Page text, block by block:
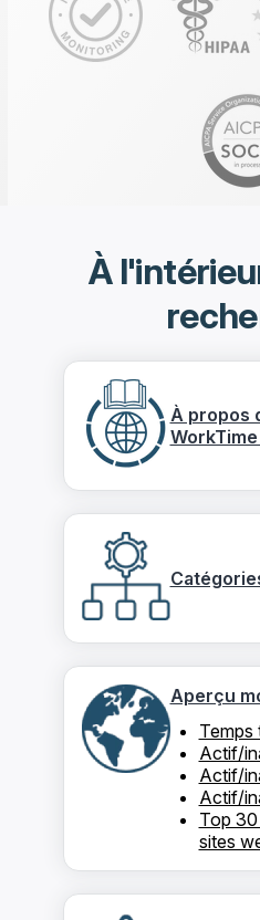
À
À propos
Aperçu
Temps
Actif/
Actif/
Actif/
Top
sites